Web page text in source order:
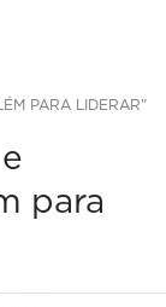
PARA LIDERAR"
para